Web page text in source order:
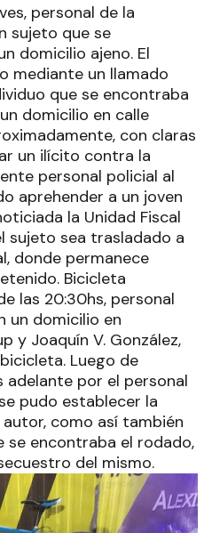
personal de la
sujeto que se
domicilio ajeno. El
mediante un llamado
que se encontraba
domicilio en calle
con claras
un ilícito contra la
personal policial al
aprehender a un joven
la Unidad Fiscal
sujeto sea trasladado a
donde permanece
Bicicleta
las 20:30hs, personal
un domicilio en
y Joaquín V. González,
Luego de
adelante por el personal
pudo establecer la
como así también
se encontraba el rodado,
del mismo.